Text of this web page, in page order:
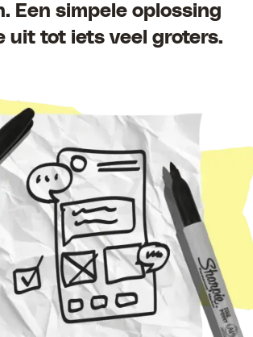
Een simpele oplossing
uit tot iets veel groters.